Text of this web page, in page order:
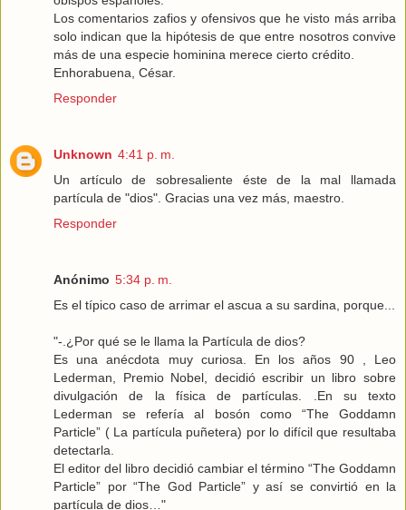
Los comentarios zafios y ofensivos que he visto más arriba
solo indican que la hipótesis de que entre nosotros convive
más de una especie hominina merece cierto crédito.
Enhorabuena, César.
Responder
Unknown 4:41 p. m.
Un artículo de sobresaliente éste de la mal llamada
partícula de "dios". Gracias una vez más, maestro.
Responder
Anónimo 5:34 p. m.
Es el típico caso de arrimar el ascua a su sardina, porque...
"-.¿Por qué se le llama la Partícula de dios?
Es una anécdota muy curiosa. En los años 90 , Leo
Lederman, Premio Nobel, decidió escribir un libro sobre
divulgación de la física de partículas. .En su texto
Lederman se refería al bosón como “The Goddamn
Particle” ( La partícula puñetera) por lo difícil que resultaba
detectarla.
El editor del libro decidió cambiar el término “The Goddamn
Particle” por “The God Particle” y así se convirtió en la
partícula de dios…"